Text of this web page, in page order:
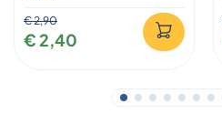
€ 2,90
€ 2,40